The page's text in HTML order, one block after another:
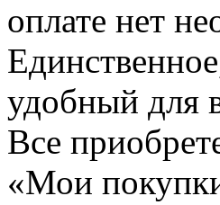
оплате нет
удобный для
Все
«Мои